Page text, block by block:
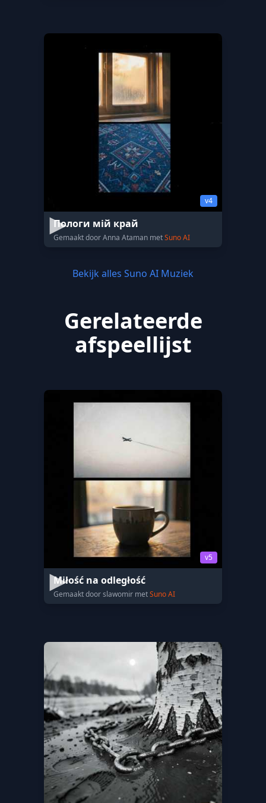
v4
Пологи мій край
Gemaakt door Anna Ataman metSuno AI
Bekijk alles Suno AI Muziek
Gerelateerde
afspeellijst
v5
Miłość na odległość
Gemaakt door slawomir metSuno AI